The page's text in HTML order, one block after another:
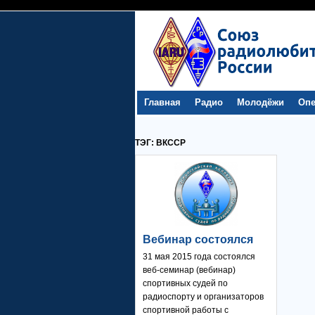
Главная Радио Молодёжи
ТЭГ: ВКССР
Вебинар состоялся
31 мая 2015 года состоялся
веб-семинар (вебинар)
спортивных судей по
радиоспорту и организаторов
спортивной работы с